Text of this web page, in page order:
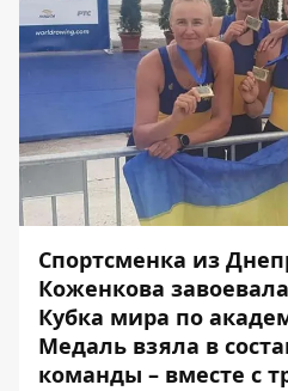
Спортсменка из
Коженкова
Кубка мира по
Медаль взяла в
команды – вместе с